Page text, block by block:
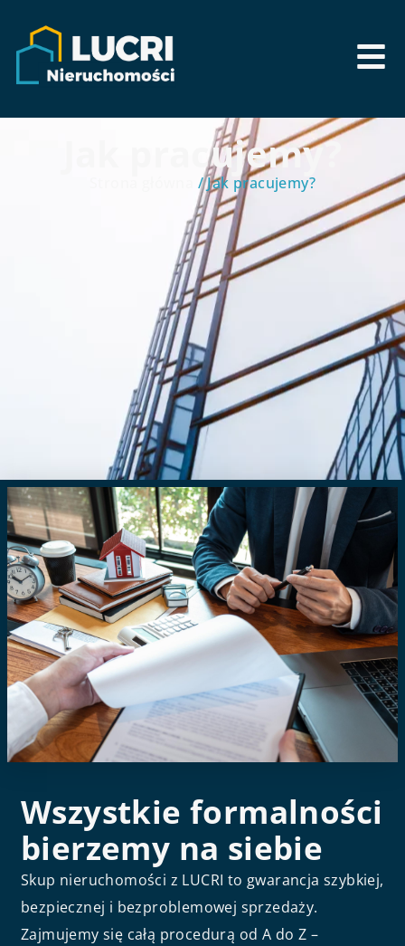
Jak pracujemy?
/ Jak pracujemy?
Wszystkie formalności
bierzemy na siebie
Skup nieruchomości z LUCRI to gwarancja szybkiej,
bezpiecznej i bezproblemowej sprzedaży.
Zajmujemy się całą procedurą od A do Z –